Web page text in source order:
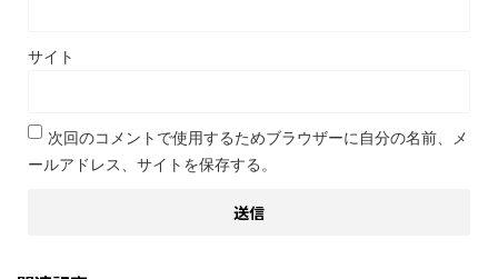
サイト
次回のコメントで使用するためブラウザーに自分の名前、メ
ールアドレス、サイトを保存する。